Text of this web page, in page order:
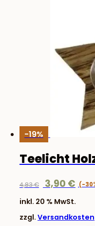
-19%
Teelicht
4,83€
war:
4,83 €
3,90€
inkl. 20 % MwSt.
zzgl. Versandkosten